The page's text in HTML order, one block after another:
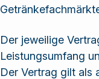
Der jeweilige
Leistungsumfang
Der Vertrag gilt als